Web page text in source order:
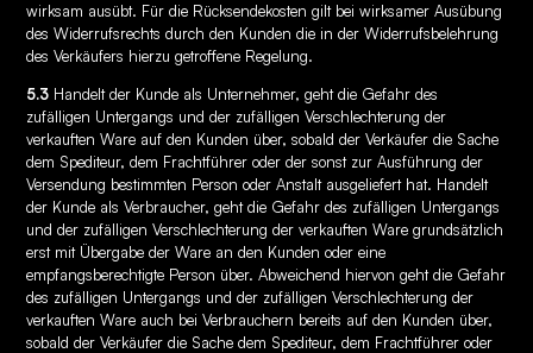
wirksam ausübt. Für die Rücksendekosten gilt bei wirksamer Ausübung
des Widerrufsrechts durch den Kunden die in der Widerrufsbelehrung
des Verkäufers hierzu getroffene Regelung.
5.3 Handelt der Kunde als Unternehmer, geht die Gefahr des
zufälligen Untergangs und der zufälligen Verschlechterung der
verkauften Ware auf den Kunden über, sobald der Verkäufer die Sache
dem Spediteur, dem Frachtführer oder der sonst zur Ausführung der
Versendung bestimmten Person oder Anstalt ausgeliefert hat. Handelt
der Kunde als Verbraucher, geht die Gefahr des zufälligen Untergangs
und der zufälligen Verschlechterung der verkauften Ware grundsätzlich
erst mit Übergabe der Ware an den Kunden oder eine
empfangsberechtigte Person über. Abweichend hiervon geht die Gefahr
des zufälligen Untergangs und der zufälligen Verschlechterung der
verkauften Ware auch bei Verbrauchern bereits auf den Kunden über,
sobald der Verkäufer die Sache dem Spediteur, dem Frachtführer oder